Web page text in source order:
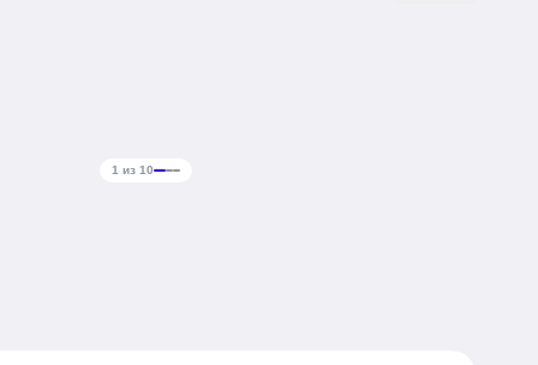
1 из 10